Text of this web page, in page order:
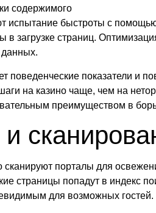
содержимого
испытание быстроты с
загрузке страниц.
данных.
поведенческие показатели и
на казино чаще, чем на
преимуществом в
сканируют порталы для
страницы попадут в индекс
для возможных гостей.